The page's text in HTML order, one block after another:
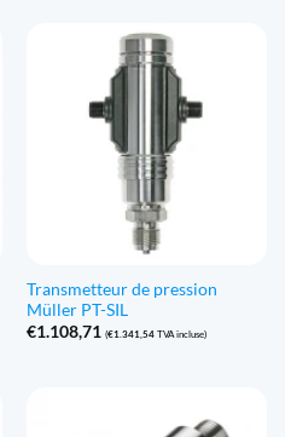
Transmetteur de pression
Müller PT-SIL
€1.108,71 (€1.341,54TVA incluse)